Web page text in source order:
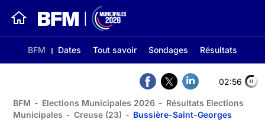
BFM Dates Tout savoir Sondages Résultats
02:56
BFM - Elections Municipales 2026 - Résultats Elections
Municipales - Creuse (23) - Bussière-Saint-Georges